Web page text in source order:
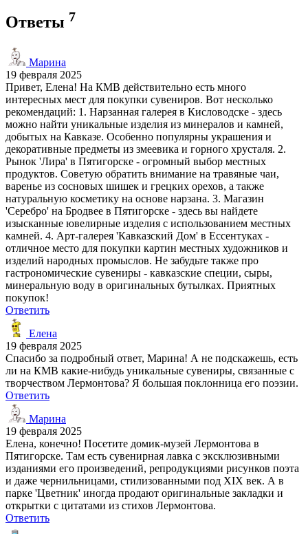
Ответы 7
Марина
19 февраля 2025
Привет, Елена! На КМВ действительно есть много
интересных мест для покупки сувениров. Вот несколько
рекомендаций: 1. Нарзанная галерея в Кисловодске - здесь
можно найти уникальные изделия из минералов и камней,
добытых на Кавказе. Особенно популярны украшения и
декоративные предметы из змеевика и горного хрусталя. 2.
Рынок 'Лира' в Пятигорске - огромный выбор местных
продуктов. Советую обратить внимание на травяные чаи,
варенье из сосновых шишек и грецких орехов, а также
натуральную косметику на основе нарзана. 3. Магазин
'Серебро' на Бродвее в Пятигорске - здесь вы найдете
изысканные ювелирные изделия с использованием местных
камней. 4. Арт-галерея 'Кавказский Дом' в Ессентуках -
отличное место для покупки картин местных художников и
изделий народных промыслов. Не забудьте также про
гастрономические сувениры - кавказские специи, сыры,
минеральную воду в оригинальных бутылках. Приятных
покупок!
Ответить
Елена
19 февраля 2025
Спасибо за подробный ответ, Марина! А не подскажешь, есть
ли на КМВ какие-нибудь уникальные сувениры, связанные с
творчеством Лермонтова? Я большая поклонница его поэзии.
Ответить
Марина
19 февраля 2025
Елена, конечно! Посетите домик-музей Лермонтова в
Пятигорске. Там есть сувенирная лавка с эксклюзивными
изданиями его произведений, репродукциями рисунков поэта
и даже чернильницами, стилизованными под XIX век. А в
парке 'Цветник' иногда продают оригинальные закладки и
открытки с цитатами из стихов Лермонтова.
Ответить